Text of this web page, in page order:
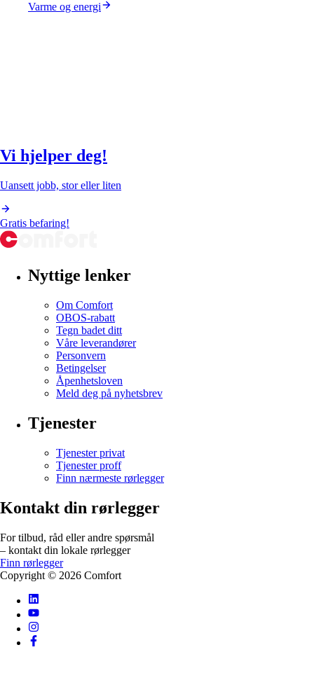
Varme og energi
Vi hjelper deg!
Uansett jobb, stor eller liten
Gratis befaring!
Nyttige lenker
Om Comfort
OBOS-rabatt
Tegn badet ditt
Våre leverandører
Personvern
Betingelser
Åpenhetsloven
Meld deg på nyhetsbrev
Tjenester
Tjenester privat
Tjenester proff
Finn nærmeste rørlegger
Kontakt din rørlegger
For tilbud, råd eller andre spørsmål
– kontakt din lokale rørlegger
Finn rørlegger
Copyright © 2026 Comfort